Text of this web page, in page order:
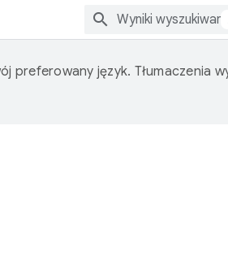
preferowany język. Tłumaczenia